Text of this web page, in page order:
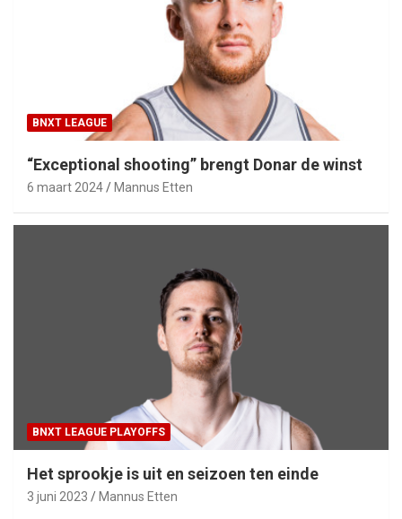
BNXT LEAGUE
“Exceptional shooting” brengt Donar de winst
6 maart 2024 Mannus Etten
BNXT LEAGUE PLAYOFFS
Het sprookje is uit en seizoen ten einde
3 juni 2023 Mannus Etten